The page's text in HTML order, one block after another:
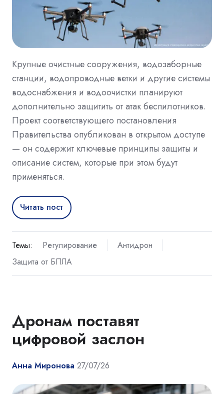
Крупные очистные сооружения, водозаборные
станции, водопроводные ветки и другие системы
водоснабжения и водоочистки планируют
дополнительно защитить от атак беспилотников.
Проект соответствующего постановления
Правительства опубликован в открытом доступе
— он содержит ключевые принципы защиты и
описание систем, которые при этом будут
применяться.
Читать пост
Темы: Регулирование
Антидрон
Защита от БПЛА
Дронам поставят
цифровой заслон
Анна Миронова 27/07/26